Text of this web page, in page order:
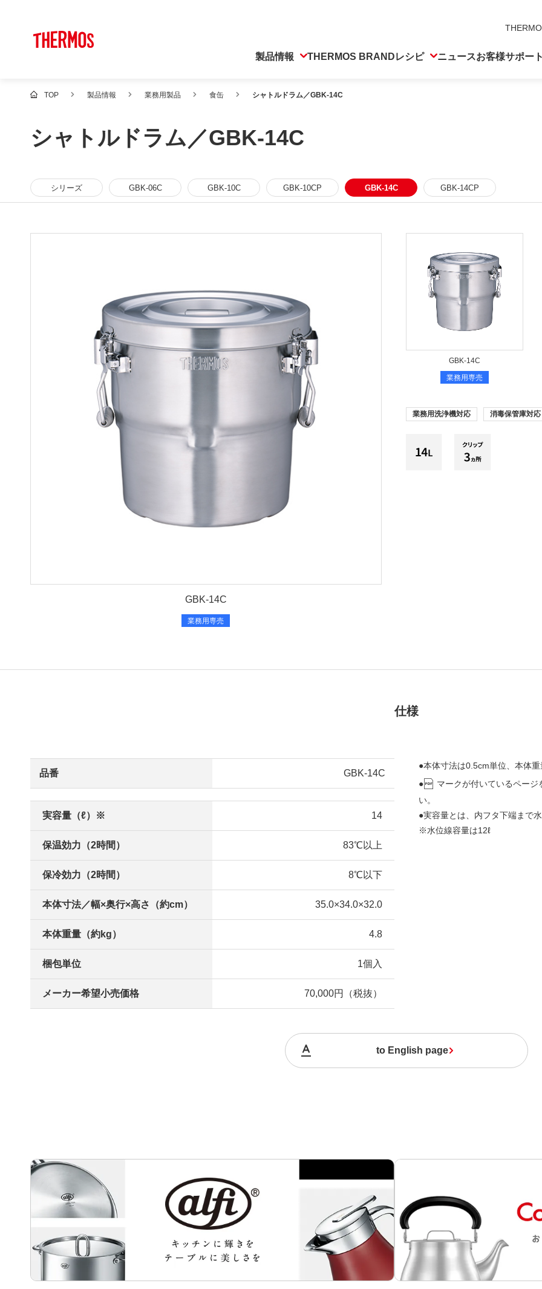
製品情報 THERMOS BRANDレシピ ニュースお客様サポート
TOP 製品情報 業務用製品 食缶 シャトルドラム／GBK-14C
シャトルドラム／GBK-14C
シリーズ GBK-06C GBK-10C GBK-10CP GBK-14C GBK-14CP
GBK-14C
業務用専売
GBK-14C
業務用専売
業務用洗浄機対応 消毒保管庫対応
仕様
品番 GBK-14C
実容量（ℓ）※ 14
保温効力（2時間） 83℃以上
保冷効力（2時間） 8℃以下
本体寸法／幅×奥行×高さ（約cm） 35.0×34.0×32.0
本体重量（約kg） 4.8
梱包単位 1個入
メーカー希望小売価格 70,000円（税抜）
●本体寸法は0.5cm単位、本体
●
マークが付いているページ
い。
●実容量とは、内フタ下端まで
※水位線容量は12ℓ
to English page